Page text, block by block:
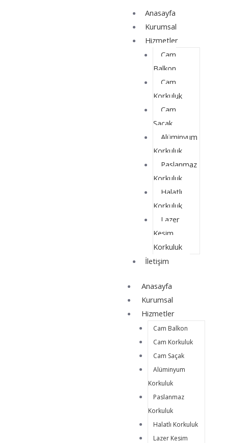
Anasayfa
Kurumsal
Hizmetler
Cam
Balkon
Cam
Korkuluk
Cam
Saçak
Alüminyum
Korkuluk
Paslanmaz
Korkuluk
Halatlı
Korkuluk
Lazer
Kesim
Korkuluk
İletişim
Anasayfa
Kurumsal
Hizmetler
Cam Balkon
Cam Korkuluk
Cam Saçak
Alüminyum
Korkuluk
Paslanmaz
Korkuluk
Halatlı Korkuluk
Lazer Kesim